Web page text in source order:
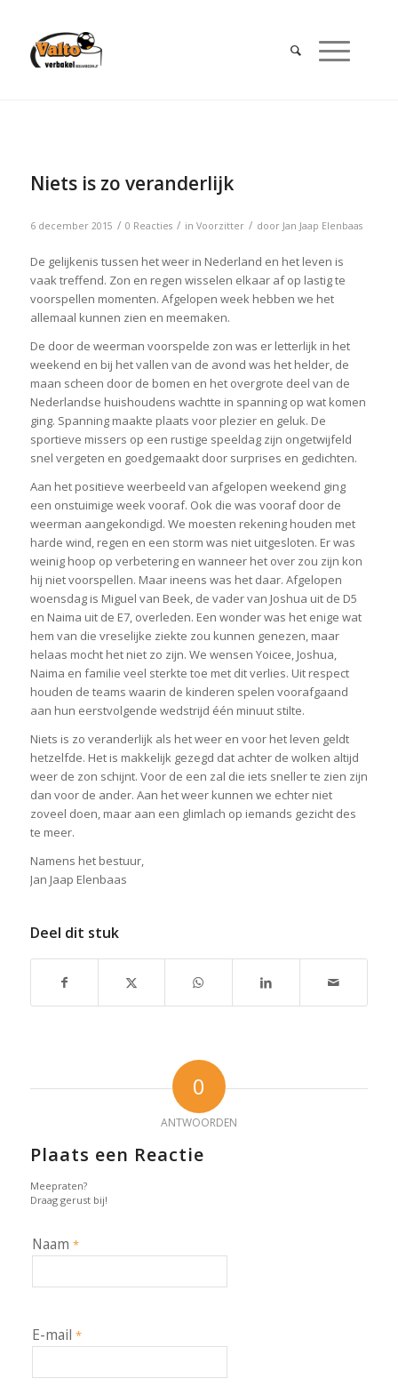
Niets is zo veranderlijk
6 december 2015 / 0 Reacties / in Voorzitter / door Jan Jaap Elenbaas
De gelijkenis tussen het weer in Nederland en het leven is
vaak treffend. Zon en regen wisselen elkaar af op lastig te
voorspellen momenten. Afgelopen week hebben we het
allemaal kunnen zien en meemaken.
De door de weerman voorspelde zon was er letterlijk in het
weekend en bij het vallen van de avond was het helder, de
maan scheen door de bomen en het overgrote deel van de
Nederlandse huishoudens wachtte in spanning op wat komen
ging. Spanning maakte plaats voor plezier en geluk. De
sportieve missers op een rustige speeldag zijn ongetwijfeld
snel vergeten en goedgemaakt door surprises en gedichten.
Aan het positieve weerbeeld van afgelopen weekend ging
een onstuimige week vooraf. Ook die was vooraf door de
weerman aangekondigd. We moesten rekening houden met
harde wind, regen en een storm was niet uitgesloten. Er was
weinig hoop op verbetering en wanneer het over zou zijn kon
hij niet voorspellen. Maar ineens was het daar. Afgelopen
woensdag is Miguel van Beek, de vader van Joshua uit de D5
en Naima uit de E7, overleden. Een wonder was het enige wat
hem van die vreselijke ziekte zou kunnen genezen, maar
helaas mocht het niet zo zijn. We wensen Yoicee, Joshua,
Naima en familie veel sterkte toe met dit verlies. Uit respect
houden de teams waarin de kinderen spelen voorafgaand
aan hun eerstvolgende wedstrijd één minuut stilte.
Niets is zo veranderlijk als het weer en voor het leven geldt
hetzelfde. Het is makkelijk gezegd dat achter de wolken altijd
weer de zon schijnt. Voor de een zal die iets sneller te zien zijn
dan voor de ander. Aan het weer kunnen we echter niet
zoveel doen, maar aan een glimlach op iemands gezicht des
te meer.
Namens het bestuur,
Jan Jaap Elenbaas
Deel dit stuk
0
ANTWOORDEN
Plaats een Reactie
Meepraten?
Draag gerust bij!
Naam *
E-mail *